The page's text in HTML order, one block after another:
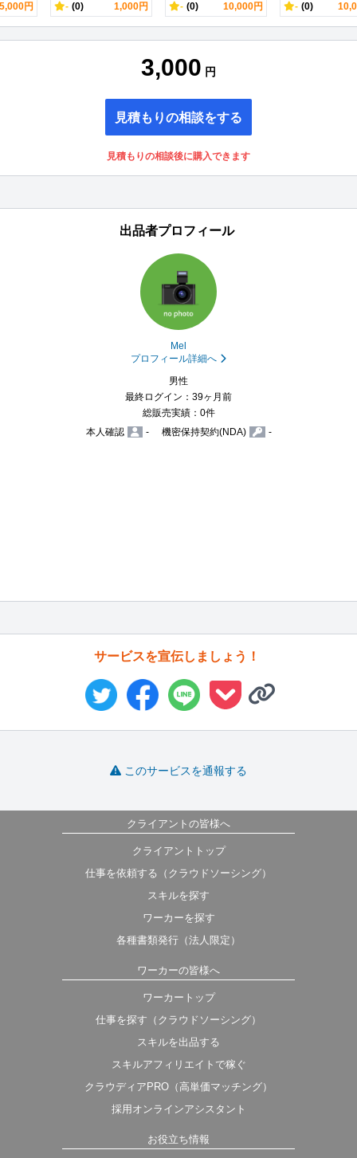
5,000円 - (0) 1,000円 - (0) 10,000円 - (0)
3,000 円
見積もりの相談をする
見積もりの相談後に購入できます
出品者プロフィール
Mel
プロフィール詳細へ
男性
最終ログイン：39ヶ月前
総販売実績：0件
本人確認
- 機密保持契約(NDA) -
サービスを宣伝しましょう！
このサービスを通報する
クライアントの皆様へ
クライアントトップ
仕事を依頼する（クラウドソーシング）
スキルを探す
ワーカーを探す
各種書類発行（法人限定）
ワーカーの皆様へ
ワーカートップ
仕事を探す（クラウドソーシング）
スキルを出品する
スキルアフィリエイトで稼ぐ
クラウディアPRO（高単価マッチング）
採用オンラインアシスタント
お役立ち情報